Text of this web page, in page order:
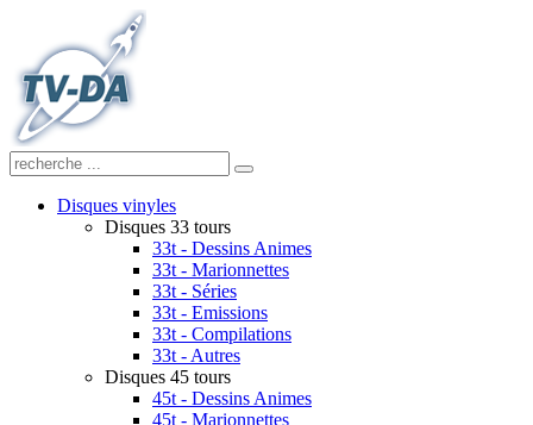
Disques vinyles
Disques 33 tours
33t - Dessins Animes
33t - Marionnettes
33t - Séries
33t - Emissions
33t - Compilations
33t - Autres
Disques 45 tours
45t - Dessins Animes
45t - Marionnettes